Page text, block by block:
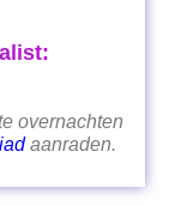
overnachten
aanraden.